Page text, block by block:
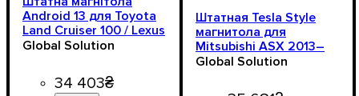
Android 13 для Toyota
Land Cruiser 100 / Lexus
LX470 ★ 8/128 ГБ ★
Global Solution
34 403₴
Штатная Tesla Style
магнитола для
Mitsubishi ASX 2013–
2019, Android 11
Global Solution